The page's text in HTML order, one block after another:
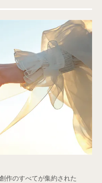
作のすべてが集約された